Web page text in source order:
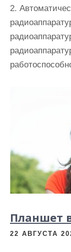
2.
Планшет
22 АВГУСТА